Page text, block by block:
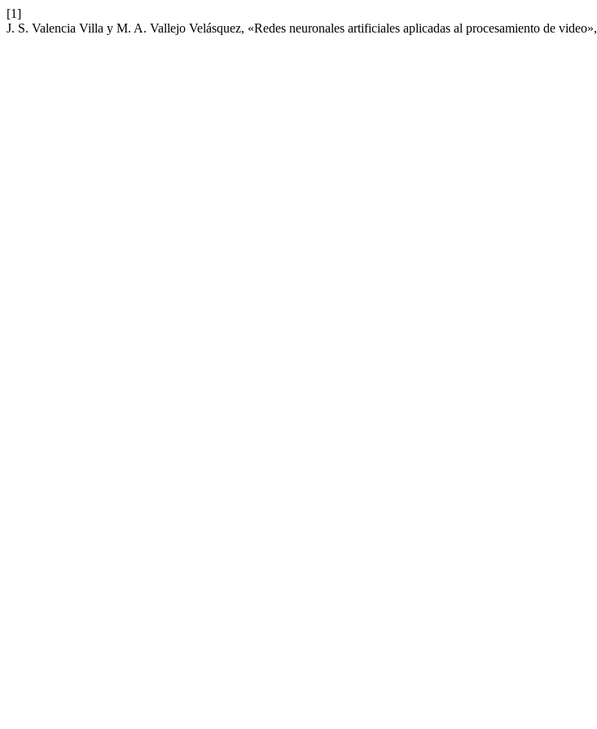
[1]
J. S. Valencia Villa y M. A. Vallejo Velásquez, «Redes neuronales artificiales aplicadas al procesamiento de video»,